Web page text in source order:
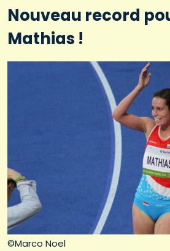
©Marco Noel
Nouveau record
Mathias !